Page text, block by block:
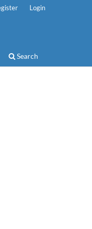
Search
Login